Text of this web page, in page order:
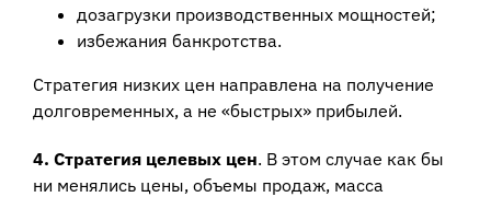
дозагрузки производственных мощностей;
избежания банкротства.
Стратегия низких цен направлена на получение
долговременных, а не «быстрых» прибылей.
4. Стратегия целевых цен. В этом случае как бы
ни менялись цены, объемы продаж, масса